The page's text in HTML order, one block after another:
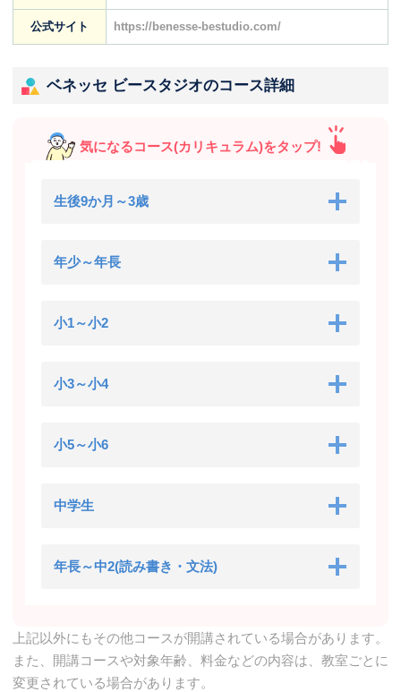
公式サイト https://benesse-bestudio.com/
ベネッセ ビースタジオのコース詳細
気になるコース(カリキュラム)をタップ!
生後9か月～3歳
年少～年長
小1～小2
小3～小4
小5～小6
中学生
年長～中2(読み書き・文法)
上記以外にもその他コースが開講されている場合があります。
また、開講コースや対象年齢、料金などの内容は、教室ごとに
変更されている場合があります。